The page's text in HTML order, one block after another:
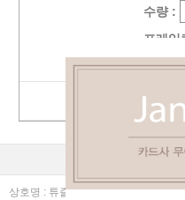
수량 :
프레임
바퀴
선택상
PC버젼
상호명 : 튜즐